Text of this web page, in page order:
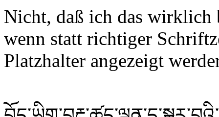
Nicht, daß ich das wirklich
wenn statt richtiger
Platzhalter angezeigt